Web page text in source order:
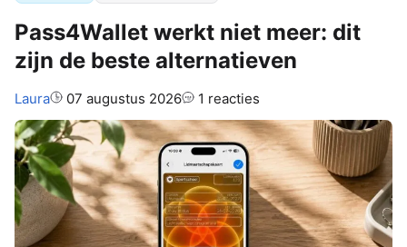
Pass4Wallet werkt niet meer: dit
zijn de beste alternatieven
Auteur:
Laura 07 augustus 2026 1 reacties